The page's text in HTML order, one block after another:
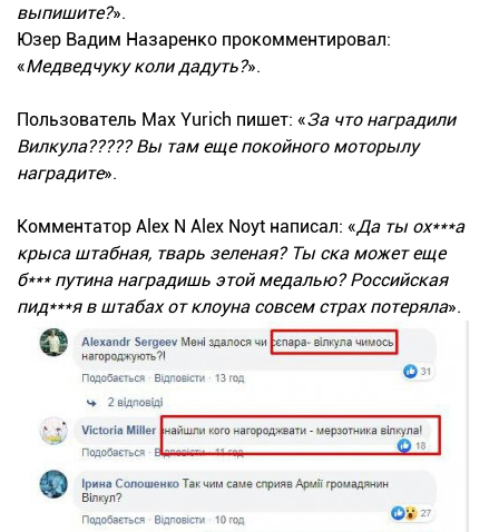
выпишите?».
Юзер Вадим Назаренко прокомментировал:
«Медведчуку коли дадуть?».
Пользователь Max Yurich пишет: «За что наградили
Вилкула????? Вы там еще покойного моторылу
наградите».
Комментатор Alex N Alex Noyt написал: «Да ты ох***а
крыса штабная, тварь зеленая? Ты ска может еще
б*** путина наградишь этой медалью? Российская
пид***я в штабах от клоуна совсем страх потеряла».